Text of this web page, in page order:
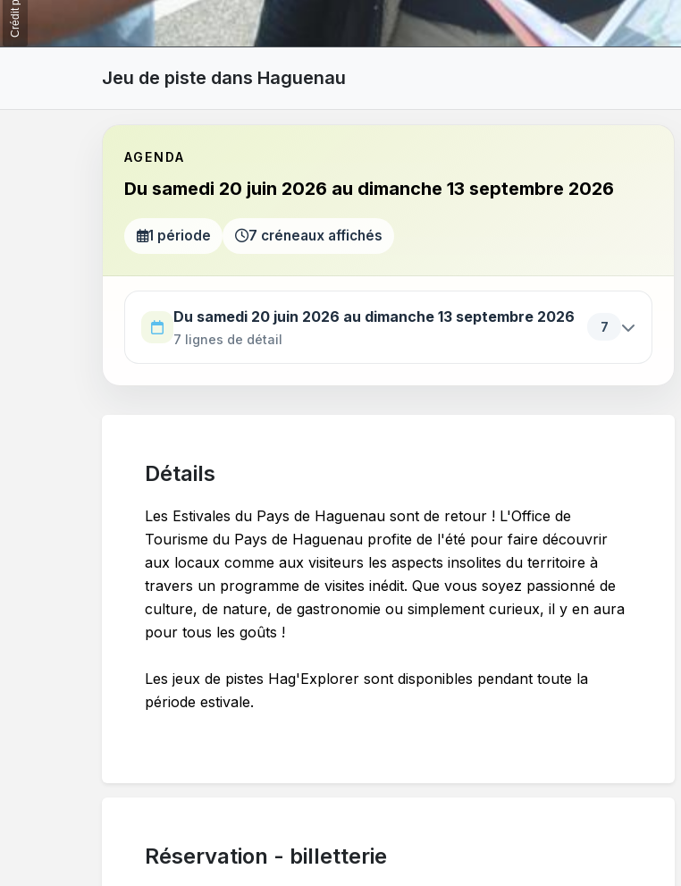
Jeu de piste dans Haguenau
AGENDA
Du samedi 20 juin 2026 au dimanche 13 septembre 2026
1 période 7 créneaux affichés
Du samedi 20 juin 2026 au dimanche 13 septembre 2026
7 lignes de détail
7
Détails
Les Estivales du Pays de Haguenau sont de retour ! L'Office de
Tourisme du Pays de Haguenau profite de l'été pour faire découvrir
aux locaux comme aux visiteurs les aspects insolites du territoire à
travers un programme de visites inédit. Que vous soyez passionné de
culture, de nature, de gastronomie ou simplement curieux, il y en aura
pour tous les goûts !
Les jeux de pistes Hag'Explorer sont disponibles pendant toute la
période estivale.
Réservation - billetterie